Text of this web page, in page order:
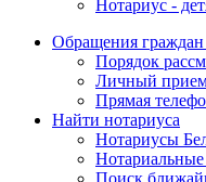
Нотариус -
Обращения
Порядок
Личный
Прямая
Найти нотариуса
Нотариусы
Поиск